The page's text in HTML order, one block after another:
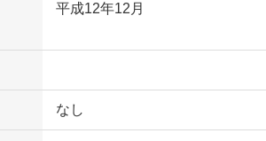
平成12年12月
なし